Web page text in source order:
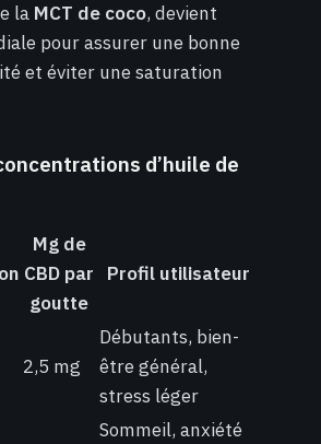
la MCT de coco, devient
pour assurer une bonne
et éviter une saturation
d’huile de
Mg de
CBD par
goutte
Profil utilisateur
2,5 mg
Débutants, bien-
être général,
stress léger
Sommeil, anxiété